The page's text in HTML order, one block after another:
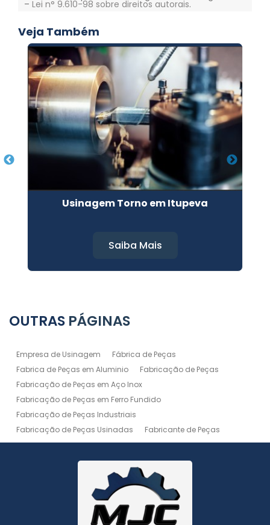
– Lei n° 9.610-98 sobre direitos autorais.
Veja Também
Usinagem Torno em Itupeva
Saiba Mais
OUTRAS PÁGINAS
Empresa de Usinagem
Fábrica de Peças
Fabrica de Peças em Aluminio
Fabricação de Peças
Fabricação de Peças em Aço Inox
Fabricação de Peças em Ferro Fundido
Fabricação de Peças Industriais
Fabricação de Peças Usinadas
Fabricante de Peças
Fabricante de Peças de Máquinas
Manutenção de Máquina
Peças Usinadas
Serviço de Soldagem
Serviço de Usinagem
Serviço de Usinagem Pesada
Serviços de Usinagem CNC
Serviços de Usinagem de Peças